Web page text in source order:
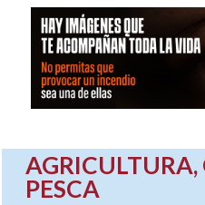
PESCA